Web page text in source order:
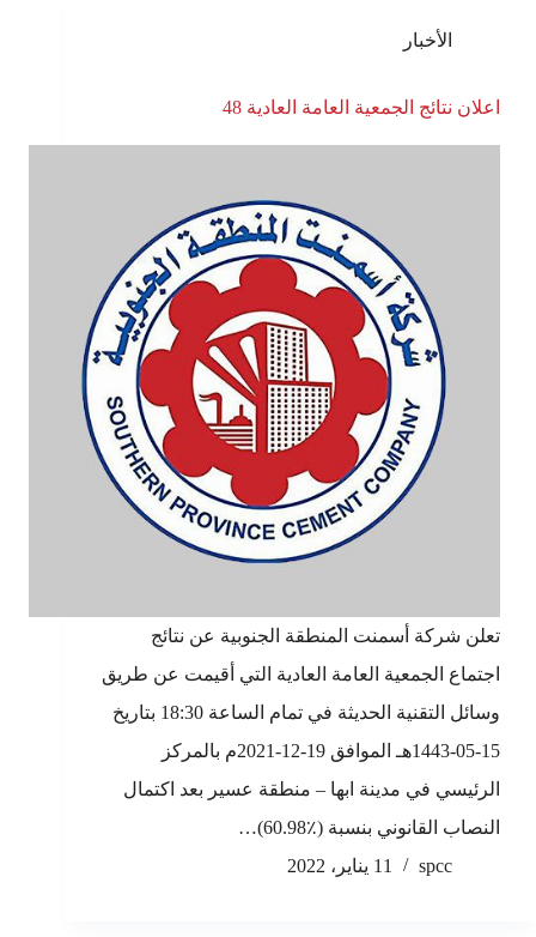
الأخبار
اعلان نتائج الجمعية العامة العادية 48
تعلن شركة أسمنت المنطقة الجنوبية عن نتائج
اجتماع الجمعية العامة العادية التي أقيمت عن طريق
وسائل التقنية الحديثة في تمام الساعة 18:30 بتاريخ
15-05-1443هـ الموافق 19-12-2021م بالمركز
الرئيسي في مدينة ابها – منطقة عسير بعد اكتمال
النصاب القانوني بنسبة (٪60.98)…
spcc
11 يناير، 2022